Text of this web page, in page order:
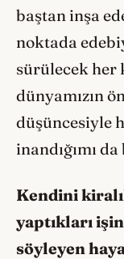
baştan inşa
noktada
sürülecek her
dünyamızın
düşüncesiyle
inandığımı
Kendini
yaptıkları
söyleyen